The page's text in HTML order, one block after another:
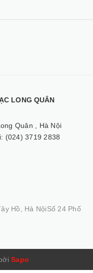
LONG QUÂN
Quân , Hà Nội
(024) 3719 2838
Hồ, Hà NộiSố 24 Phố
Sapo